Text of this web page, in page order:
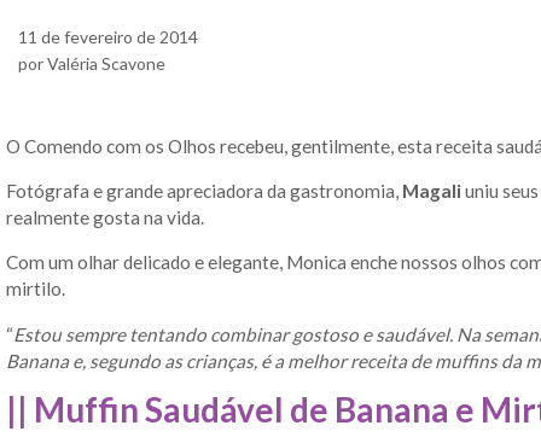
11 de fevereiro de 2014
por Valéria Scavone
O Comendo com os Olhos recebeu, gentilmente, esta receita
Fotógrafa e grande apreciadora da gastronomia, Magaliuniu
realmente gosta na vida.
Com um olhar delicado e elegante, Monica enche nossos olhos
mirtilo.
“Estou sempre tentando combinar gostoso e saudável. Na
Banana e, segundo as crianças, é a melhor receita de muffins da
|| Muffin Saudável de Banana e